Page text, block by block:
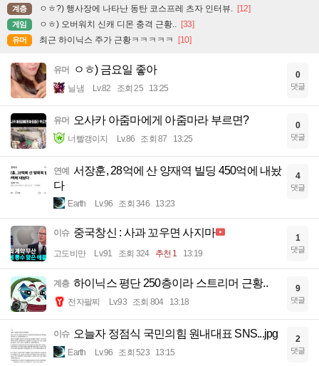
계층 ㅇㅎ?) 행사장에 나타난 동탄 코스프레 츠자 인터뷰. [12]
게임 ㅇㅎ) 오버워치 신캐 디몬 충격 근황.. [33]
유머 최근 하이닉스 주가 근황ㅋㅋㅋㅋㅋ [10]
유머 ㅇㅎ) 금요일 좋아
닐냄 Lv.82 조회 25 13:25
0
댓글
유머 오사카 아줌마에게 아줌마라 부르면?
너빨갱이지 Lv.86 조회 87 13:25
0
댓글
연예 서장훈, 28억에 산 양재역 빌딩 450억에 내놨
다
Earth Lv.96 조회 346 13:23
4
댓글
이슈 중국창신 : 사과 꼬우면 사지마
고도비만 Lv.91 조회 324 추천 1 13:19
1
댓글
계층 하이닉스 평단 250층이라 스트리머 근황..
전자팔찌 Lv.93 조회 804 13:18
9
댓글
이슈 오늘자 정점식 국민의힘 원내대표 SNS...jpg
Earth Lv.96 조회 523 13:15
2
댓글